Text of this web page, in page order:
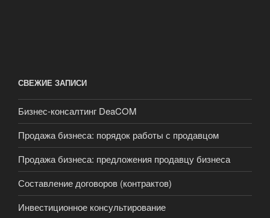
СВЕЖИЕ ЗАПИСИ
Бизнес-консалтинг DeaCOM
Продажа бизнеса: порядок работы с продавцом
Продажа бизнеса: предложения продавцу бизнеса
Составление договоров (контрактов)
Инвестиционное консультирование